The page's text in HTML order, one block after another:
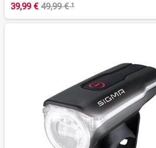
39,99 € 49,99 €¹